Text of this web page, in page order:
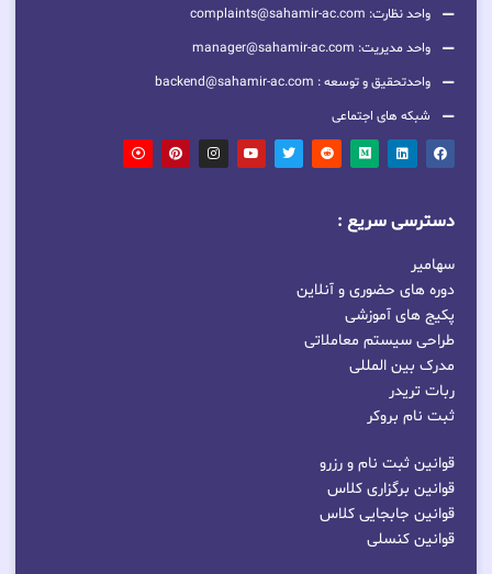
واحد نظارت: complaints@sahamir-ac.com
واحد مدیریت: manager@sahamir-ac.com
واحدتحقیق و توسعه : backend@sahamir-ac.com
شبکه های اجتماعی
دسترسی سریع :
سهامیر
دوره های حضوری و آنلاین
پکیج های آموزشی
طراحی سیستم معاملاتی
مدرک بین المللی
ربات تریدر
ثبت نام بروکر
قوانین ثبت نام و رزرو
قوانین برگزاری کلاس
قوانین جابجایی کلاس
قوانین کنسلی